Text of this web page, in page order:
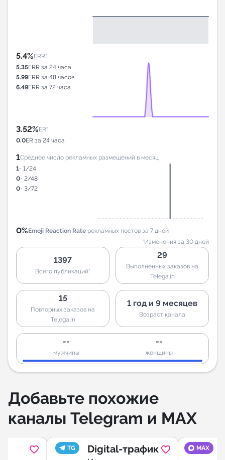
5.4%ERR*
5.35ERR за 24 часа
5.99ERR за 48 часов
6.49ERR за 72 часа
3.52%ER*
0.0ER за 24 часа
1Среднее число рекламных размещений в месяц
1- 1/24
0- 2/48
0- 3/72
0%Emoji Reaction Rate рекламных постов за 7 дней
*Изменения за 30 дней
1397
Всего публикаций*
29
Выполненных заказов на
Telega.in
15
Повторных заказов на
Telega.in
1 год и 9 месяцев
Возраст канала
--
мужчины
--
женщины
Добавьте похожие
каналы Telegram и MAX
TG Digital-трафик MAX